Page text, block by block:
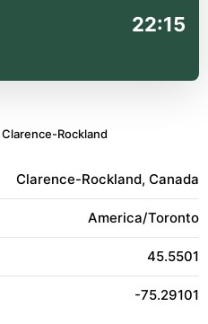
22:15
Clarence-Rockland
Clarence-Rockland, Canada
America/Toronto
45.5501
-75.29101